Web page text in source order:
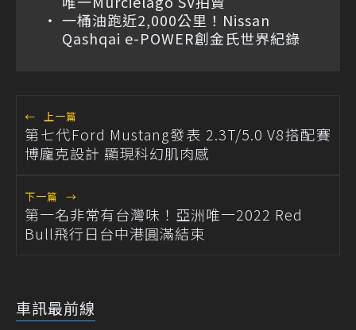
一桶油跑近2,000公里！Nissan
Qashqai e-POWER創金氏世界紀錄
← 上一篇
第七代Ford Mustang發表 2.3T/5.0 V8搭配賽
博龐克設計 顯現科幻肌肉感
下一篇 →
第一名非常有台灣味！亞洲唯一2022 Red
Bull飛行日台中港圓滿結束
車訊最前線